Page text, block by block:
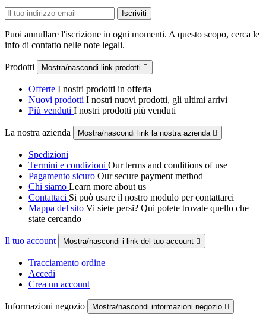
Puoi annullare l'iscrizione in ogni momenti. A questo scopo, cerca le
info di contatto nelle note legali.
Prodotti Mostra/nascondi link prodotti 
Offerte I nostri prodotti in offerta
Nuovi prodotti I nostri nuovi prodotti, gli ultimi arrivi
Più venduti I nostri prodotti più venduti
La nostra azienda Mostra/nascondi link la nostra azienda 
Spedizioni
Termini e condizioni Our terms and conditions of use
Pagamento sicuro Our secure payment method
Chi siamo Learn more about us
Contattaci Si può usare il nostro modulo per contattarci
Mappa del sito Vi siete persi? Qui potete trovate quello che
state cercando
Il tuo account Mostra/nascondi i link del tuo account 
Tracciamento ordine
Accedi
Crea un account
Informazioni negozio Mostra/nascondi informazioni negozio 